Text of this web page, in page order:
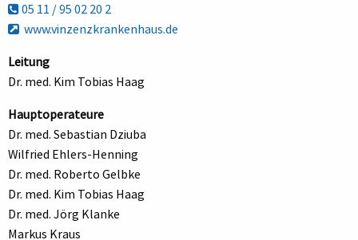
05 11 / 95 02 20 2
www.vinzenzkrankenhaus.de
Leitung
Dr. med. Kim Tobias Haag
Hauptoperateure
Dr. med. Sebastian Dziuba
Wilfried Ehlers-Henning
Dr. med. Roberto Gelbke
Dr. med. Kim Tobias Haag
Dr. med. Jörg Klanke
Markus Kraus